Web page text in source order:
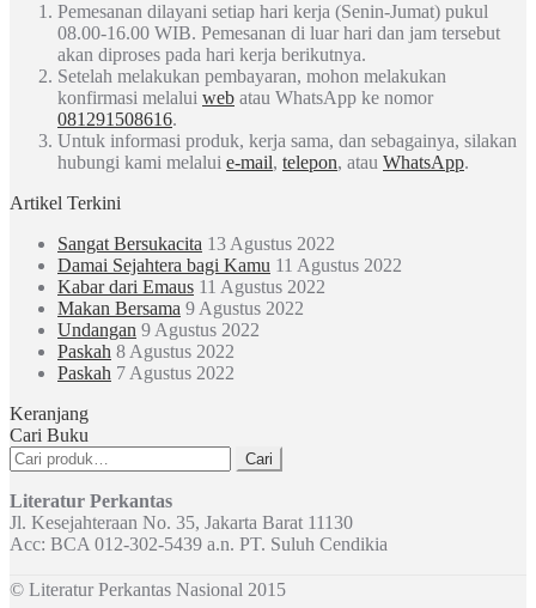
Pemesanan dilayani setiap hari kerja (Senin-Jumat) pukul
08.00-16.00 WIB. Pemesanan di luar hari dan jam tersebut
akan diproses pada hari kerja berikutnya.
Setelah melakukan pembayaran, mohon melakukan
konfirmasi melalui web atau WhatsApp ke nomor
081291508616.
Untuk informasi produk, kerja sama, dan sebagainya, silakan
hubungi kami melalui e-mail, telepon, atau WhatsApp.
Artikel Terkini
Sangat Bersukacita 13 Agustus 2022
Damai Sejahtera bagi Kamu 11 Agustus 2022
Kabar dari Emaus 11 Agustus 2022
Makan Bersama 9 Agustus 2022
Undangan 9 Agustus 2022
Paskah 8 Agustus 2022
Paskah 7 Agustus 2022
Keranjang
Cari Buku
Pencarian
untuk:
Cari
Literatur Perkantas
Jl. Kesejahteraan No. 35, Jakarta Barat 11130
Acc: BCA 012-302-5439 a.n. PT. Suluh Cendikia
© Literatur Perkantas Nasional 2015